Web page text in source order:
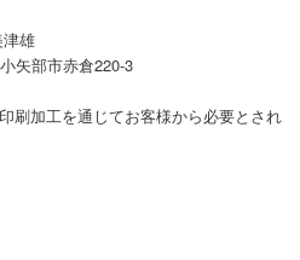
雄
部市赤倉220-3
刷加工を通じてお客様から必要とされ